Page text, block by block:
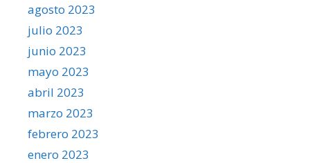
agosto 2023
julio 2023
junio 2023
mayo 2023
abril 2023
marzo 2023
febrero 2023
enero 2023